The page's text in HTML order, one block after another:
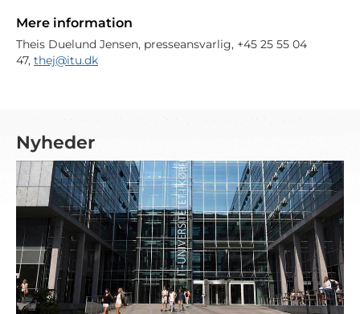
Mere information
Theis Duelund Jensen, presseansvarlig, +45 25 55 04
47, thej@itu.dk
Nyheder